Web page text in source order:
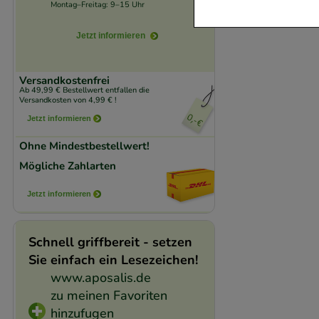
Montag–Freitag: 9–15 Uhr
Jetzt informieren
Versandkostenfrei
Ab 49,99 € Bestellwert entfallen die
Versandkosten von 4,99 € !
Jetzt informieren
Ohne Mindestbestellwert!
Mögliche Zahlarten
Jetzt informieren
Schnell griffbereit - setzen
Sie einfach ein Lesezeichen!
www.aposalis.de
zu meinen Favoriten
hinzufugen